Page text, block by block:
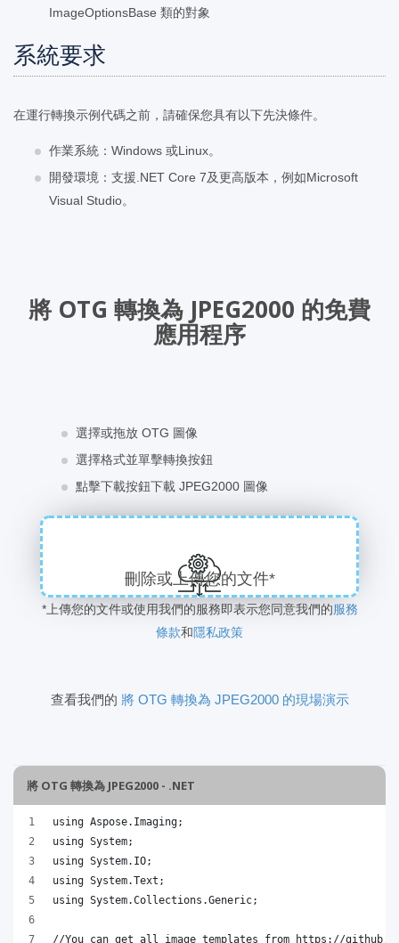
ImageOptionsBase 類的對象
系統要求
在運行轉換示例代碼之前，請確保您具有以下先決條件。
作業系統：Windows 或Linux。
開發環境：支援.NET Core 7及更高版本，例如Microsoft
Visual Studio。
將 OTG 轉換為 JPEG2000 的免費
應用程序
選擇或拖放 OTG 圖像
選擇格式並單擊轉換按鈕
點擊下載按鈕下載 JPEG2000 圖像
刪除或上傳您的文件*
*上傳您的文件或使用我們的服務即表示您同意我們的服務
條款和隱私政策
查看我們的 將 OTG 轉換為 JPEG2000 的現場演示
將 OTG 轉換為 JPEG2000 - .NET